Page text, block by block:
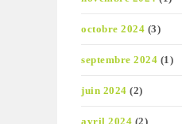
octobre 2024 (3)
septembre 2024 (1)
juin 2024 (2)
avril 2024 (2)